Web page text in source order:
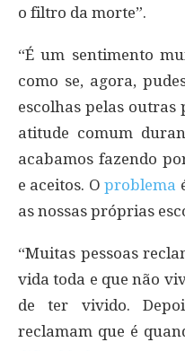
o filtro da morte”.
“É um sentimento
como se, agora,
escolhas pelas outras
atitude comum
acabamos fazendo
e aceitos. Oproblema
as nossas próprias
“Muitas pessoas
vida toda e que não
de ter vivido.
reclamam que é